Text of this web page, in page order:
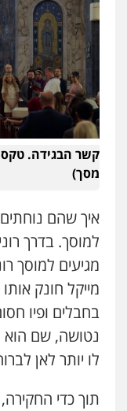
קשר הבגידה. טקס
מסך)
איך שהם נוחתים
למוסך. בדרך
מגיעים למוסך
מייקל חונק
בחבלים ופיו
נטושה, שם הוא
לו יותר לאן
תוך כדי